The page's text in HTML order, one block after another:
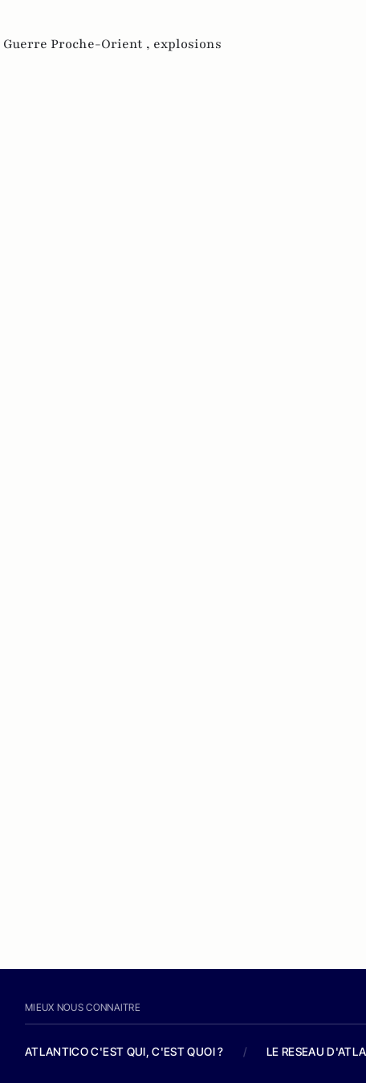
Guerre Proche-Orient , explosions
MIEUX NOUS CONNAITRE
ATLANTICO C'EST QUI, C'EST QUOI ? / LE RESEAU